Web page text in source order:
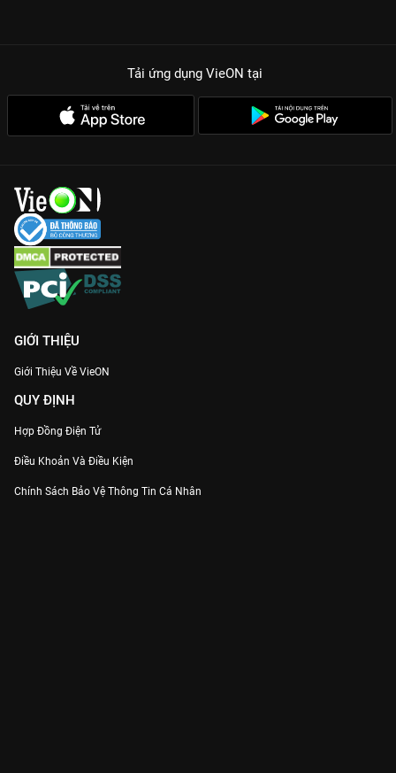
Tải ứng dụng VieON tại
GIỚI THIỆU
Giới Thiệu Về VieON
QUY ĐỊNH
Hợp Đồng Điện Tử
Điều Khoản Và Điều Kiện
Chính Sách Bảo Vệ Thông Tin Cá Nhân